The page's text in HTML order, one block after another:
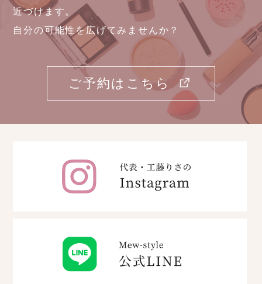
近づけます。
自分の可能性を広げてみませんか？
ご予約はこちら